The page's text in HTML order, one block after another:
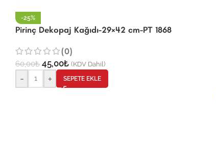
-25%
Pirinç Dekopaj Kağıdı-29×42 cm-PT 1868
(0)
60,00₺ 45,00₺ (KDV Dahil)
- + SEPETE EKLE